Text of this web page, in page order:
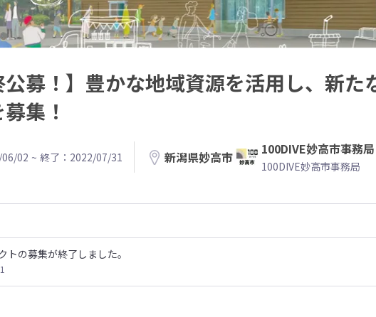
公募！】豊かな地域資源を活用し、新
集！
02 ~ 終了：2022/07/31 新潟県妙高市 100DIVE妙高市事務局
100DIVE妙高市事務局
トの募集が終了しました。